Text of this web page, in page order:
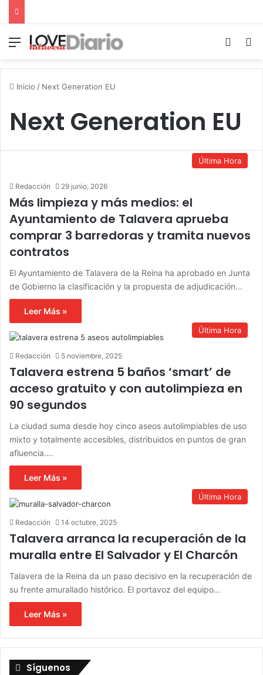
Menú
Inicio / Next Generation EU
Next Generation EU
Última Hora
Redacción 29 junio, 2026
Más limpieza y más medios: el
Ayuntamiento de Talavera aprueba
comprar 3 barredoras y tramita nuevos
contratos
El Ayuntamiento de Talavera de la Reina ha aprobado en Junta
de Gobierno la clasificación y la propuesta de adjudicación…
Leer Más »
Última Hora
Redacción 5 noviembre, 2025
Talavera estrena 5 baños ‘smart’ de
acceso gratuito y con autolimpieza en
90 segundos
La ciudad suma desde hoy cinco aseos autolimpiables de uso
mixto y totalmente accesibles, distribuidos en puntos de gran
afluencia.…
Leer Más »
Última Hora
Redacción 14 octubre, 2025
Talavera arranca la recuperación de la
muralla entre El Salvador y El Charcón
Talavera de la Reina da un paso decisivo en la recuperación de
su frente amurallado histórico. El portavoz del equipo…
Leer Más »
Síguenos